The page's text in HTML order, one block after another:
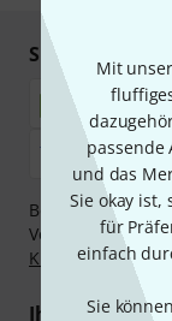
Mit
passende
und das
Sie okay ist,
für
einfach
Sie
Sicher
Bezahlen Sie
Vorkasse,
Klarna
Ihre Vorteile